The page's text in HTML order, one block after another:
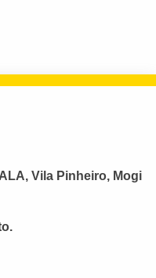
Vila Pinheiro, Mogi